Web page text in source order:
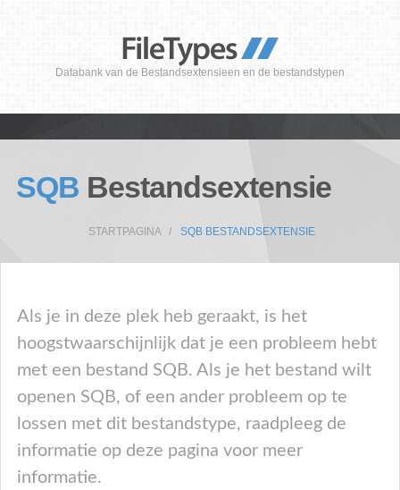
Databank van de Bestandsextensieen en de bestandstypen
SQB Bestandsextensie
STARTPAGINA SQB BESTANDSEXTENSIE
Als je in deze plek heb geraakt, is het
hoogstwaarschijnlijk dat je een probleem hebt
met een bestand SQB. Als je het bestand wilt
openen SQB, of een ander probleem op te
lossen met dit bestandstype, raadpleeg de
informatie op deze pagina voor meer
informatie.